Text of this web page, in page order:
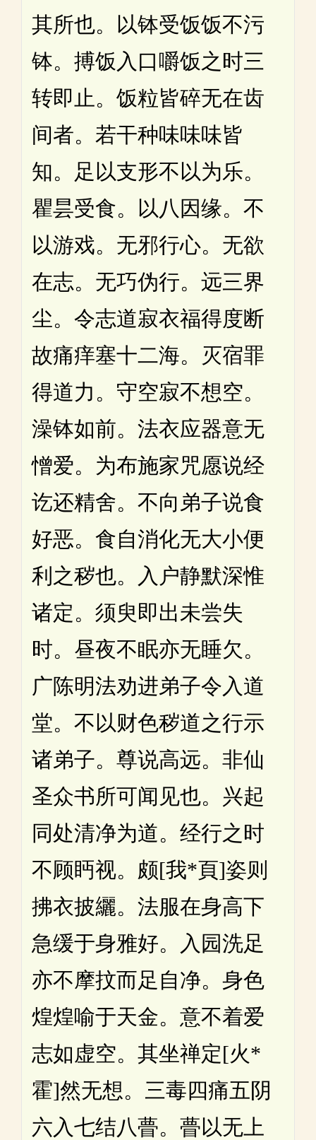
其所也。以钵受饭饭不污
钵。搏饭入口嚼饭之时三
转即止。饭粒皆碎无在齿
间者。若干种味味味皆
知。足以支形不以为乐。
瞿昙受食。以八因缘。不
以游戏。无邪行心。无欲
在志。无巧伪行。远三界
尘。令志道寂衣福得度断
故痛痒塞十二海。灭宿罪
得道力。守空寂不想空。
澡钵如前。法衣应器意无
憎爱。为布施家咒愿说经
讫还精舍。不向弟子说食
好恶。食自消化无大小便
利之秽也。入户静默深惟
诸定。须臾即出未尝失
时。昼夜不眠亦无睡欠。
广陈明法劝进弟子令入道
堂。不以财色秽道之行示
诸弟子。尊说高远。非仙
圣众书所可闻见也。兴起
同处清净为道。经行之时
不顾眄视。颇[我*頁]姿则
拂衣披纚。法服在身高下
急缓于身雅好。入园洗足
亦不摩抆而足自净。身色
煌煌喻于天金。意不着爱
志如虚空。其坐禅定[火*
霍]然无想。三毒四痛五阴
六入七结八瞢。瞢以无上